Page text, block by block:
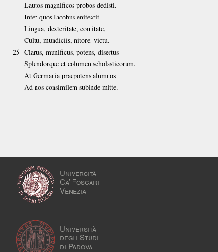
Lautos magnificos probos dedisti.
Inter quos Iacobus enitescit
Lingua, dexteritate, comitate,
Cultu, mundiciis, nitore, victu.
25 Clarus, munificus, potens, disertus
Splendorque et columen scholasticorum.
At Germania praepotens alumnos
Ad nos consimilem subinde mitte.
Università
Ca’ Foscari
Venezia
Università
degli Studi
di Padova